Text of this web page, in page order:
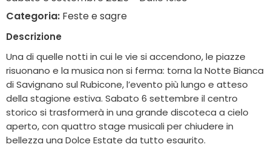
Categoria: Feste e sagre
Descrizione
Una di quelle notti in cui le vie si accendono, le piazze
risuonano e la musica non si ferma: torna la Notte Bianca
di Savignano sul Rubicone, l’evento più lungo e atteso
della stagione estiva. Sabato 6 settembre il centro
storico si trasformerà in una grande discoteca a cielo
aperto, con quattro stage musicali per chiudere in
bellezza una Dolce Estate da tutto esaurito.